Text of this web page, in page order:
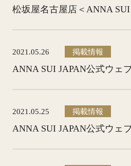
2021.05.26 掲載情報
2021.05.25 掲載情報